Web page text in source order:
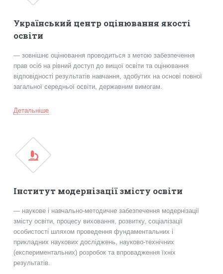
Український центр оцінювання якості
освіти
— зовнішнє оцінювання проводиться з метою забезпечення
прав осіб на рівний доступ до вищої освіти та оцінювання
відповідності результатів навчання, здобутих на основі повної
загальної середньої освіти, державним вимогам.
Детальніше
Інститут модернізації змісту освіти
— наукове і навчально-методичне забезпечення модернізації
змісту освіти, процесу виховання, розвитку, соціалізації
особистості шляхом проведення фундаментальних і
прикладних наукових досліджень, науково-технічних
(експериментальних) розробок та впровадження їхніх
результатів.